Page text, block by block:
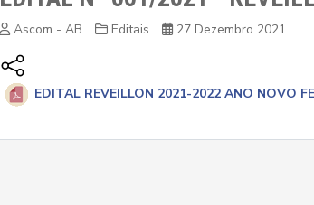
Ascom - AB Editais 27 Dezembro 2021
EDITAL REVEILLON 2021-2022 ANO NOVO